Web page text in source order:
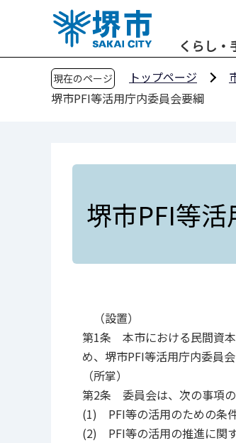
くらし・
現在のページ トップページ
堺市PFI等活用庁内委員会要綱
堺市PFI等
（設置）
第1条 本市における民間資本
め、堺市PFI等活用庁内委員
（所掌）
第2条 委員会は、次の事項の
(1) PFI等の活用のための条
(2) PFI等の活用の推進に関す